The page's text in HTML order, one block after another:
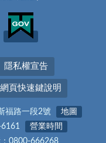
隱私權宣告
頁快速鍵說明
福路一段2號
地圖
營業時間
0800-666268